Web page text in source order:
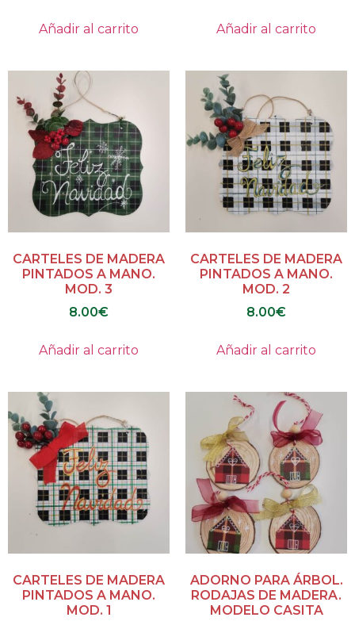
Añadir al carrito Añadir al carrito
CARTELES DE MADERA
PINTADOS A MANO.
MOD. 3
8.00€
Añadir al carrito
CARTELES DE MADERA
PINTADOS A MANO.
MOD. 2
8.00€
Añadir al carrito
CARTELES DE MADERA
PINTADOS A MANO.
MOD. 1
ADORNO PARA ÁRBOL.
RODAJAS DE MADERA.
MODELO CASITA